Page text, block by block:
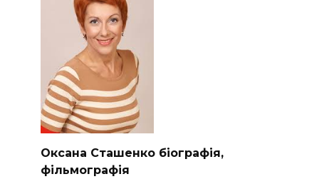
Оксана Сташенко біографія,
фільмографія